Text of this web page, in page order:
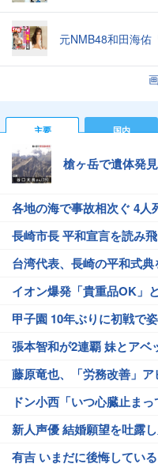
主要 国内
槍ヶ岳で遺体発
各地の海で事故相次ぐ 4人
長崎市長 平和宣言を読み
台湾代表、長崎の平和式典
イオン爆発「貴重品OK」
甲子園 10年ぶりに初戦で
張本智和が2連覇 妹とアベ
藤原竜也、「労務改善」ア
ドン小西「いつ心臓止まっ
新人声優 結婚願望を吐露
有吉 いまだに後悔してい